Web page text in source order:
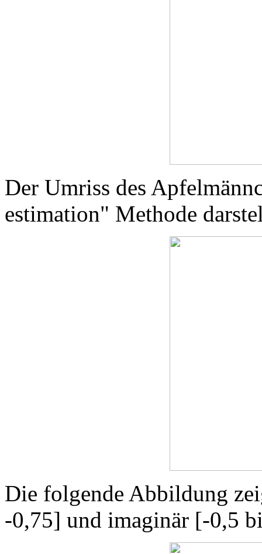
Der Umriss des
estimation" Methode
Die folgende Abbildung
-0,75] und imaginär [-0,5